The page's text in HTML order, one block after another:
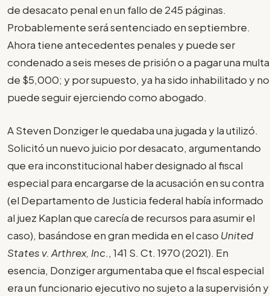
de desacato penal en un fallo de 245 páginas.
Probablemente será sentenciado en septiembre.
Ahora tiene antecedentes penales y puede ser
condenado a seis meses de prisión o a pagar una multa
de $5,000; y por supuesto, ya ha sido inhabilitado y no
puede seguir ejerciendo como abogado.
A Steven Donziger le quedaba una jugada y la utilizó.
Solicitó un nuevo juicio por desacato, argumentando
que era inconstitucional haber designado al fiscal
especial para encargarse de la acusación en su contra
(el Departamento de Justicia federal había informado
al juez Kaplan que carecía de recursos para asumir el
caso), basándose en gran medida en el caso United
States v. Arthrex, Inc., 141 S. Ct. 1970 (2021). En
esencia, Donziger argumentaba que el fiscal especial
era un funcionario ejecutivo no sujeto a la supervisión y